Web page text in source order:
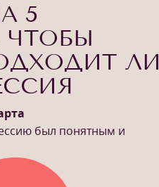
5
ЧТОБЫ
был понятным и